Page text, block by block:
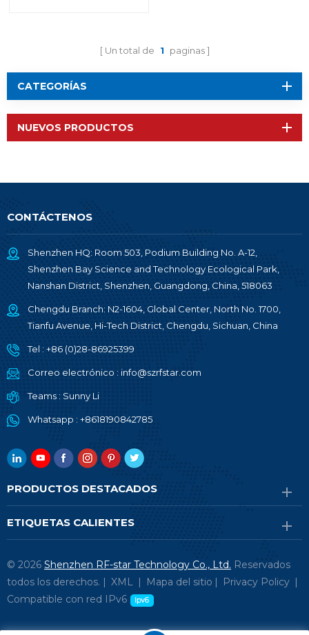
Un total de 1 paginas
CATEGORÍAS
NUEVOS PRODUCTOS
CONTÁCTENOS
Shenzhen HQ: Room 503, Podium Building No. A-12,
Shenzhen Bay Science and Technology Ecological Park,
Nanshan District, Shenzhen, Guangdong, China, 518063
Chengdu Branch: N2-1604, Global Center, North No. 1700,
Tianfu Avenue, Hi-Tech District, Chengdu, Sichuan, China
Tel : +86 (0)28-86925399
Correo electrónico : info@szrfstar.com
Teams : Sunny Li
Whatsapp : +8618190842785
PRODUCTOS DESTACADOS
ETIQUETAS CALIENTES
© 2026 Shenzhen RF-star Technology Co., Ltd. Reservados
todos los derechos. | XML | Mapa del sitio | Privacy Policy |
Compatible con red IPv6